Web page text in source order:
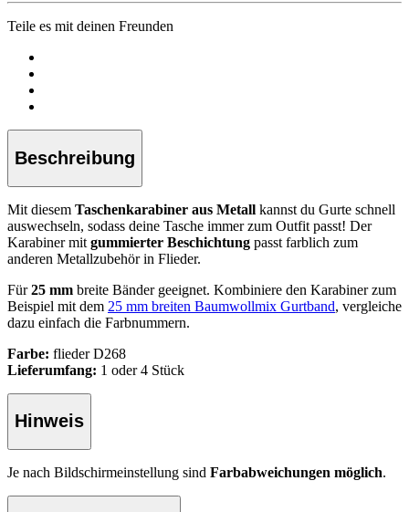
Teile es mit deinen Freunden
Beschreibung
Mit diesem Taschenkarabiner aus Metall kannst du Gurte schnell
auswechseln, sodass deine Tasche immer zum Outfit passt! Der
Karabiner mit gummierter Beschichtung passt farblich zum
anderen Metallzubehör in Flieder.
Für25 mm breite Bänder geeignet. Kombiniere den Karabiner zum
Beispiel mit dem 25 mm breiten Baumwollmix Gurtband, vergleiche
dazu einfach die Farbnummern.
Farbe: flieder D268
Lieferumfang: 1 oder 4 Stück
Hinweis
Je nach Bildschirmeinstellung sind Farbabweichungen möglich.